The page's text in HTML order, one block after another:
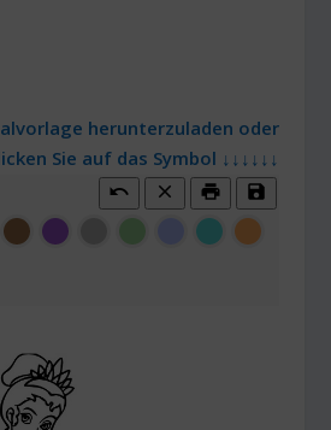
herunterzuladen oder
Sie auf das Symbol ↓↓↓↓↓↓